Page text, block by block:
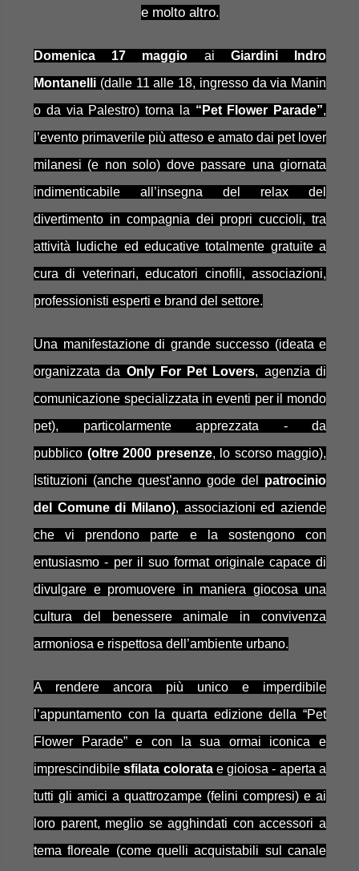
e molto altro.
Domenica 17 maggio ai Giardini Indro
Montanelli (dalle 11 alle 18, ingresso da via Manin
o da via Palestro) torna la “Pet Flower Parade”,
l’evento primaverile più atteso e amato dai pet lover
milanesi (e non solo) dove passare una giornata
indimenticabile all’insegna del relax del
divertimento in compagnia dei propri cuccioli, tra
attività ludiche ed educative totalmente gratuite a
cura di veterinari, educatori cinofili, associazioni,
professionisti esperti e brand del settore.
Una manifestazione di grande successo (ideata e
organizzata da Only For Pet Lovers, agenzia di
comunicazione specializzata in eventi per il mondo
pet), particolarmente apprezzata - da
pubblico (oltre 2000 presenze, lo scorso maggio),
Istituzioni (anche quest’anno gode del patrocinio
del Comune di Milano), associazioni ed aziende
che vi prendono parte e la sostengono con
entusiasmo - per il suo format originale capace di
divulgare e promuovere in maniera giocosa una
cultura del benessere animale in convivenza
armoniosa e rispettosa dell’ambiente urbano.
A rendere ancora più unico e imperdibile
l’appuntamento con la quarta edizione della “Pet
Flower Parade” e con la sua ormai iconica e
imprescindibilesfilata colorata e gioiosa - aperta a
tutti gli amici a quattrozampe (felini compresi) e ai
loro parent, meglio se agghindati con accessori a
tema floreale (come quelli acquistabili sul canale